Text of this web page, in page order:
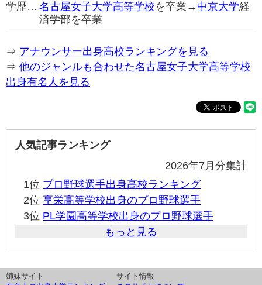
学歴… 名古屋女子大学高等学校を卒業→ 中京大学経
済学部を卒業
⇒ アナウンサー出身高校ランキングを見る
⇒ 他のジャンルも合わせた名古屋女子大学高等学校
出身有名人を見る
人気記事ランキング
2026年7月分集計
1位 プロ野球選手出身高校ランキング
2位 享栄高等学校出身のプロ野球選手
3位 PL学園高等学校出身のプロ野球選手
もっと見る
姉妹サイト
サイト情報